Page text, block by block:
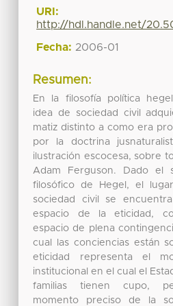
URI:
http://hdl.handle.net/
Fecha: 2006-01
Resumen:
En la filosofía política
idea de sociedad civil
matiz distinto a como era
por la doctrina
ilustración escocesa, sobre
Adam Ferguson. Dado el
filosófico de Hegel, el
sociedad civil se
espacio de la eticidad,
espacio de plena
cual las conciencias están
eticidad representa el
institucional en el cual el
familias tienen cupo,
momento preciso de la